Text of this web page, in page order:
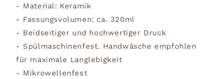
- Material: Keramik
- Fassungsvolumen: ca. 320ml
- Beidseitiger und hochwertiger Druck
- Spülmaschinenfest. Handwäsche empfohlen
für maximale Langlebigkeit
- Mikrowellenfest